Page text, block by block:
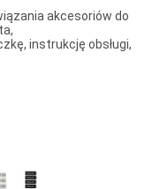
akcesoriów do
instrukcję obsługi,